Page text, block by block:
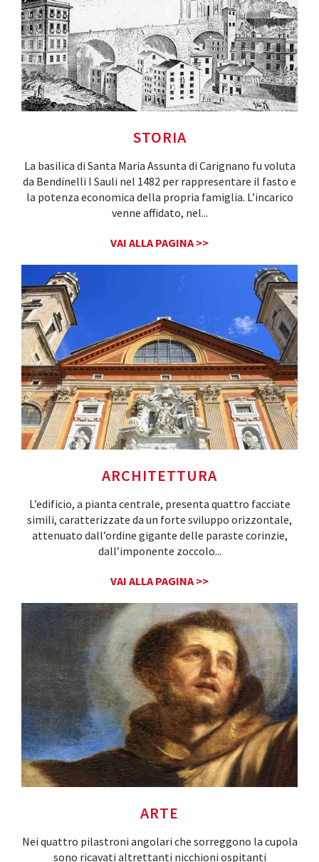
STORIA
La basilica di Santa Maria Assunta di Carignano fu voluta
da Bendinelli I Sauli nel 1482 per rappresentare il fasto e
la potenza economica della propria famiglia. L’incarico
venne affidato, nel...
VAI ALLA PAGINA >>
ARCHITETTURA
L’edificio, a pianta centrale, presenta quattro facciate
simili, caratterizzate da un forte sviluppo orizzontale,
attenuato dall’ordine gigante delle paraste corinzie,
dall’imponente zoccolo...
VAI ALLA PAGINA >>
ARTE
Nei quattro pilastroni angolari che sorreggono la cupola
sono ricavati altrettanti nicchioni ospitanti